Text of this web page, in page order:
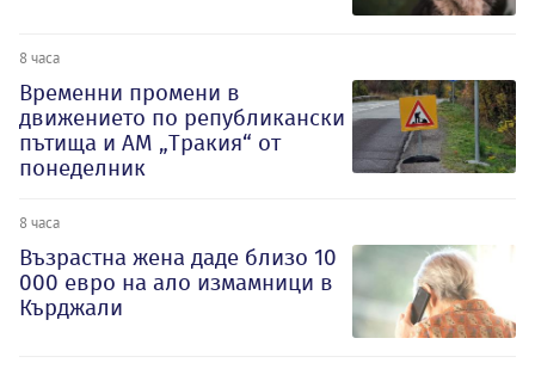
8 часа
Временни промени в
движението по републикански
пътища и АМ „Тракия“ от
понеделник
8 часа
Възрастна жена даде близо 10
000 евро на ало измамници в
Кърджали